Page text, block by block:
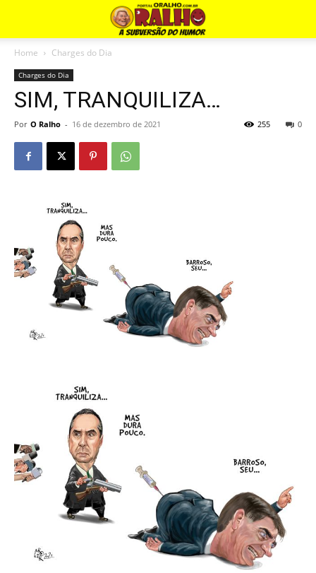
Home Charges do Dia
Charges do Dia
SIM, TRANQUILIZA…
Por O Ralho - 16 de dezembro de 2021 0
255